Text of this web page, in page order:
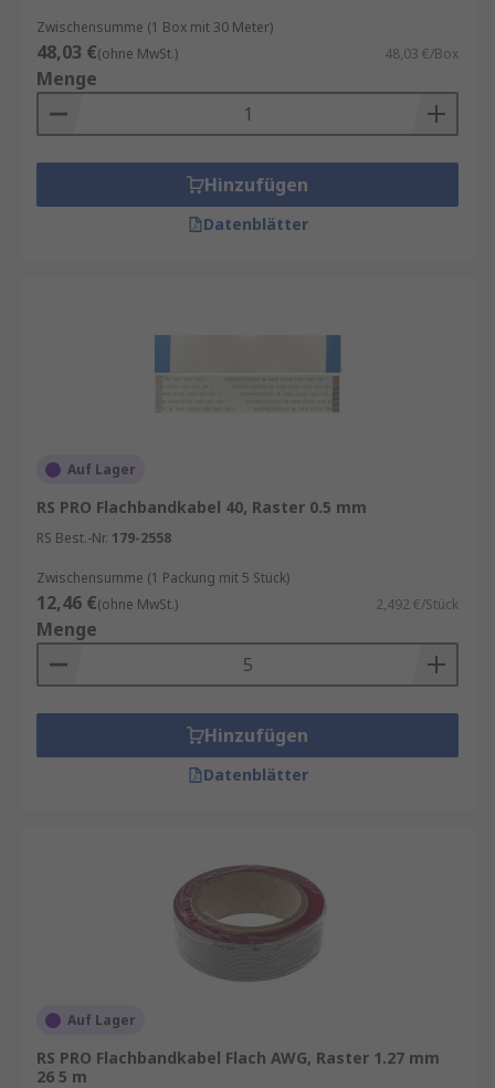
Zwischensumme (1 Box mit 30 Meter)
48,03 €(ohne MwSt.) 48,03 €/Box
Menge
Hinzufügen
Datenblätter
Auf Lager
RS PRO Flachbandkabel 40, Raster 0.5 mm
RS Best.-Nr. 179-2558
Zwischensumme (1 Packung mit 5 Stück)
12,46 €(ohne MwSt.) 2,492 €/Stück
Menge
Hinzufügen
Datenblätter
Auf Lager
RS PRO Flachbandkabel Flach AWG, Raster 1.27 mm
26 5 m